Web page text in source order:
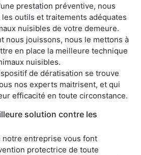
prestation préventive, nous
outils et traitements adéquates
nuisibles de votre demeure.
nous jouissons, nous le mettons à
en place la meilleure technique
nuisibles.
de dératisation se trouve
nos experts maitrisent, et qui
efficacité en toute circonstance.
solution contre les
notre entreprise vous font
protectrice de toute